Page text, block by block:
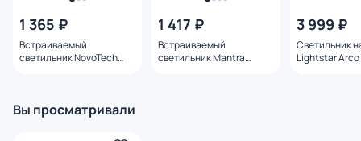
1 365 ₽
Встраиваемый
светильник NovoTech
1 417 ₽
Встраиваемый
светильник Mantra
3 999 ₽
Светильник
Lightstar Arco
Вы просматривали